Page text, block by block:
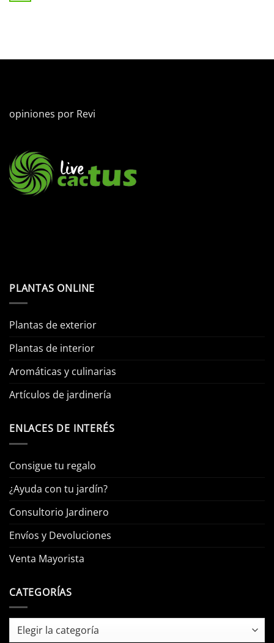
opiniones por Revi
PLANTAS ONLINE
Plantas de exterior
Plantas de interior
Aromáticas y culinarias
Artículos de jardinería
ENLACES DE INTERÉS
Consigue tu regalo
¿Ayuda con tu jardín?
Consultorio Jardinero
Envíos y Devoluciones
Venta Mayorista
CATEGORÍAS
Categorías